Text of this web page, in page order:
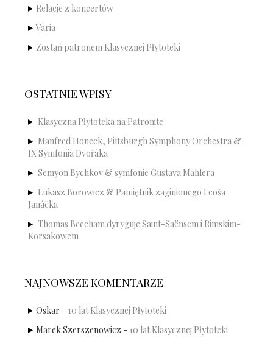
Relacje z koncertów
Varia
Zostań patronem Klasycznej Płytoteki
OSTATNIE WPISY
Klasyczna Płytoteka na Patronite
Manfred Honeck, Pittsburgh Symphony Orchestra &
IX Symfonia Dvořáka
Semyon Bychkov & symfonie Gustava Mahlera
Łukasz Borowicz & Pamiętnik zaginionego Leoša
Janáčka
Thomas Beecham dyryguje Saint-Saënsem i Rimskim-
Korsakowem
NAJNOWSZE KOMENTARZE
Oskar - 10 lat Klasycznej Płytoteki
Marek Szerszenowicz - 10 lat Klasycznej Płytoteki